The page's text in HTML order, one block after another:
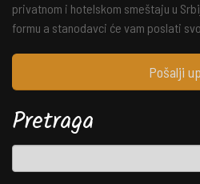
privatnom i hotelskom smeštaju u
formu a stanodavci će vam poslati
Pošalji
Pretraga